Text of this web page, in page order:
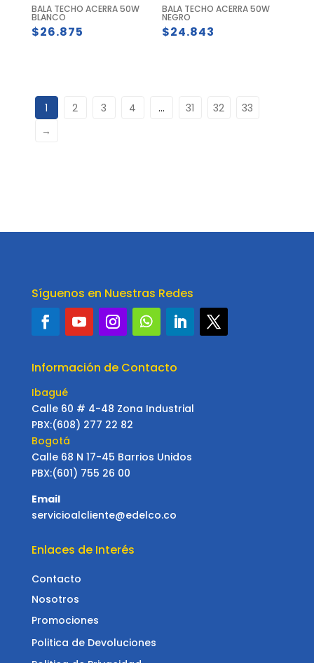
BALA TECHO ACERRA 50W
BLANCO
$26.875
BALA TECHO ACERRA 50W
NEGRO
$24.843
1 2 3 4 … 31 32
33
→
Síguenos en Nuestras Redes
Información de Contacto
Ibagué
Calle 60 # 4-48 Zona Industrial
PBX:(608) 277 22 82
Bogotá
Calle 68 N 17-45 Barrios Unidos
PBX:(601) 755 26 00
Email
servicioalcliente@edelco.co
Enlaces de Interés
Contacto
Nosotros
Promociones
Politica de Devoluciones